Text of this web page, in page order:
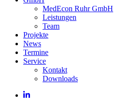
MedEcon Ruhr GmbH
Leistungen
Team
Projekte
News
Termine
Service
Kontakt
Downloads